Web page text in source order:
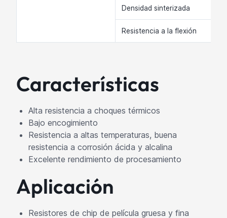
Densidad sinterizada
Resistencia a la flexión
Características
Alta resistencia a choques térmicos
Bajo encogimiento
Resistencia a altas temperaturas, buena
resistencia a corrosión ácida y alcalina
Excelente rendimiento de procesamiento
Aplicación
Resistores de chip de película gruesa y fina